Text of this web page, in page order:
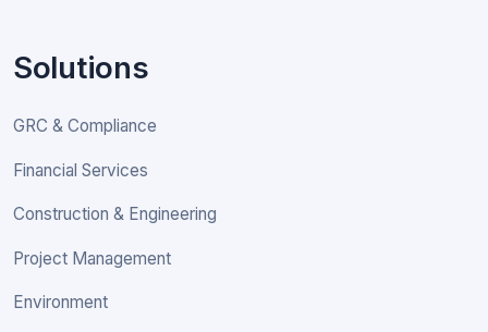
Solutions
GRC & Compliance
Financial Services
Construction & Engineering
Project Management
Environment